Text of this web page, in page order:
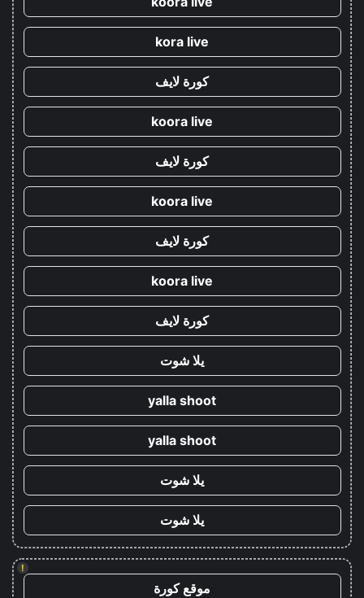
kora live
كورة لايف
koora live
كورة لايف
koora live
كورة لايف
koora live
كورة لايف
يلا شوت
yalla shoot
yalla shoot
يلا شوت
يلا شوت
!
موقع كورة